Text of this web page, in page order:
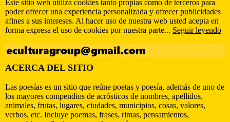
Este sitio web utiliza cookies tanto propias como de terceros para
poder ofrecer una experiencia personalizada y ofrecer publicidades
afines a sus intereses. Al hacer uso de nuestra web usted acepta en
forma expresa el uso de cookies por nuestra parte... Seguir leyendo
ACERCA DEL SITIO
Las poesías es un sitio que reúne poetas y poesía, además de uno de
los mayores compendios de acrósticos de nombres, apellidos,
animales, frutas, lugares, ciudades, municipios, cosas, valores,
verbos, etc. Incluye poemas, frases, rimas, pensamientos,